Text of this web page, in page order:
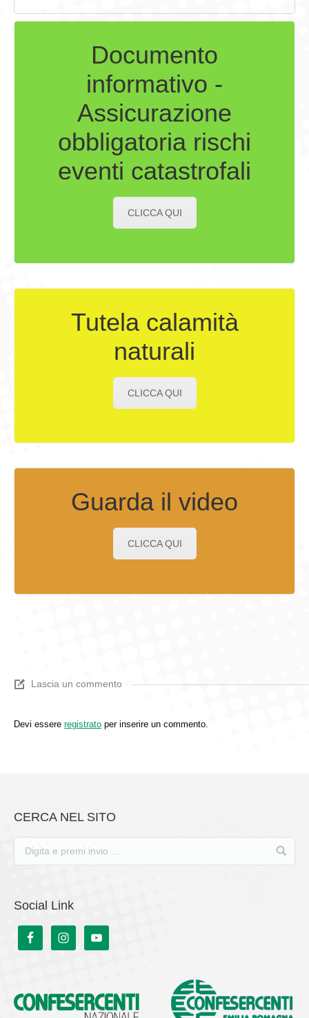
Documento
informativo -
Assicurazione
obbligatoria rischi
eventi catastrofali
CLICCA QUI
Tutela calamità
naturali
CLICCA QUI
Guarda il video
CLICCA QUI
Lascia un commento
Devi essere registrato per inserire un commento.
CERCA NEL SITO
Social Link